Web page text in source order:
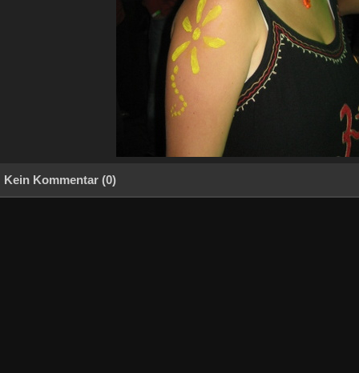
Kein Kommentar (0)